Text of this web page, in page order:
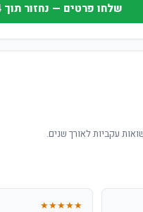
שלחו פרטים — נחזור תוך 24 שעות
עקביות לאורך שנים.
★★★★★